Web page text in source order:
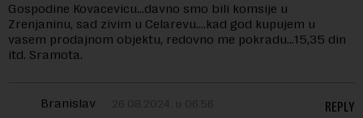
Gospodine Kovacevicu…davno smo bili komsije u
Zrenjaninu, sad zivim u Celarevu….kad god kupujem u
vasem prodajnom objektu, redovno me pokradu…15,35 din
itd. Sramota.
Branislav 26.08.2024. u 06:56 REPLY